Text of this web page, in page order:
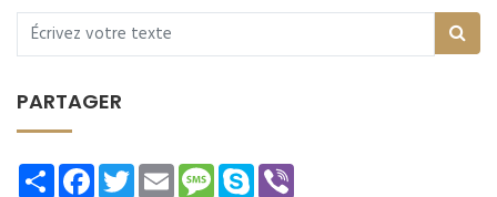
PARTAGER
ShareFacebookTwitterEmailMessage
Skype